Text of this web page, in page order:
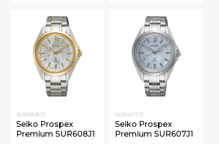
SUR608J1
Seiko Prospex
Premium SUR608J1
SUR607J1
Seiko Prospex
Premium SUR607J1